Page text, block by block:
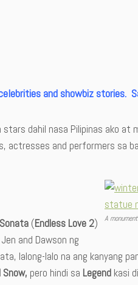
and showbiz stories.
dahil nasa Pilipinas ako at
actresses and performers sa
A
(Endless Love 2)
and Dawson ng
lalong-lalo na ang kanyang
Snow, pero hindi sa Legend kasi